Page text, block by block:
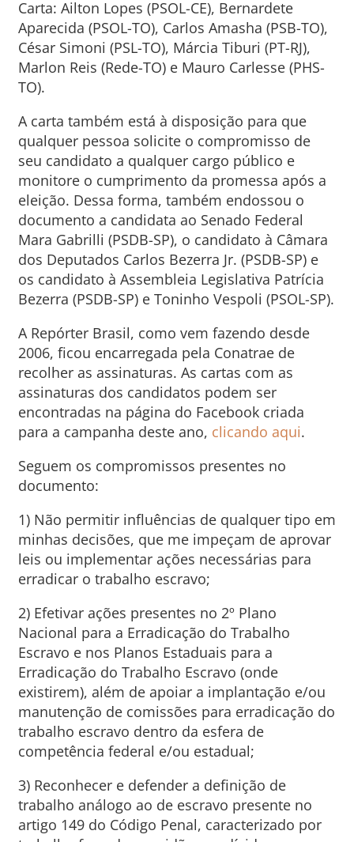
Carta: Ailton Lopes (PSOL-CE), Bernardete
Aparecida (PSOL-TO), Carlos Amasha (PSB-TO),
César Simoni (PSL-TO), Márcia Tiburi (PT-RJ),
Marlon Reis (Rede-TO) e Mauro Carlesse (PHS-
TO).
A carta também está à disposição para que
qualquer pessoa solicite o compromisso de
seu candidato a qualquer cargo público e
monitore o cumprimento da promessa após a
eleição. Dessa forma, também endossou o
documento a candidata ao Senado Federal
Mara Gabrilli (PSDB-SP), o candidato à Câmara
dos Deputados Carlos Bezerra Jr. (PSDB-SP) e
os candidato à Assembleia Legislativa Patrícia
Bezerra (PSDB-SP) e Toninho Vespoli (PSOL-SP).
A Repórter Brasil, como vem fazendo desde
2006, ficou encarregada pela Conatrae de
recolher as assinaturas. As cartas com as
assinaturas dos candidatos podem ser
encontradas na página do Facebook criada
para a campanha deste ano, clicando aqui.
Seguem os compromissos presentes no
documento:
1) Não permitir influências de qualquer tipo em
minhas decisões, que me impeçam de aprovar
leis ou implementar ações necessárias para
erradicar o trabalho escravo;
2) Efetivar ações presentes no 2º Plano
Nacional para a Erradicação do Trabalho
Escravo e nos Planos Estaduais para a
Erradicação do Trabalho Escravo (onde
existirem), além de apoiar a implantação e/ou
manutenção de comissões para erradicação do
trabalho escravo dentro da esfera de
competência federal e/ou estadual;
3) Reconhecer e defender a definição de
trabalho análogo ao de escravo presente no
artigo 149 do Código Penal, caracterizado por